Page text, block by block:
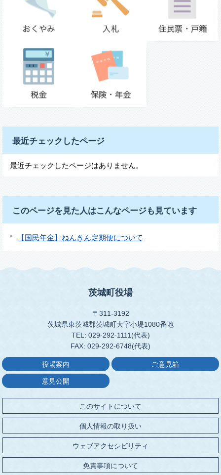
最近チェックしたページ
最近チェックしたページはありません。
このページを見た人はこんなページも見ています
【国民年金】ねんきん定期便について
茨城町役場
〒311-3192
茨城県東茨城郡茨城町大字小堤1080番地
TEL: 029-292-1111(代表)
FAX: 029-292-6748(代表)
役場案内 ご意見箱
意見公開
このサイトについて
個人情報の取り扱い
ウェブアクセシビリティ
免責事項について